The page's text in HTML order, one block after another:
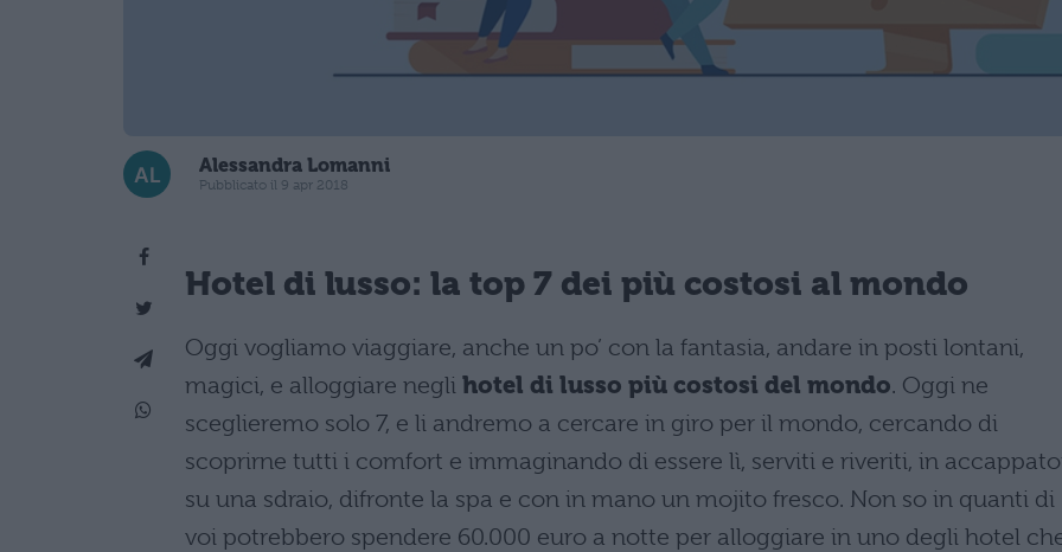
Alessandra Lomanni
Pubblicato il 9 apr 2018
Hotel di lusso: la top 7 dei più costosi al mondo
Oggi vogliamo viaggiare, anche un po’ con la fantasia, andare in posti lontani,
magici, e alloggiare negli hotel di lusso più costosi del mondo. Oggi ne
sceglieremo solo 7, e li andremo a cercare in giro per il mondo, cercando di
scoprirne tutti i comfort e immaginando di essere lì, serviti e riveriti, in
su una sdraio, difronte la spa e con in mano un mojito fresco. Non so in quanti di
voi potrebbero spendere 60.000 euro a notte per alloggiare in uno degli hotel